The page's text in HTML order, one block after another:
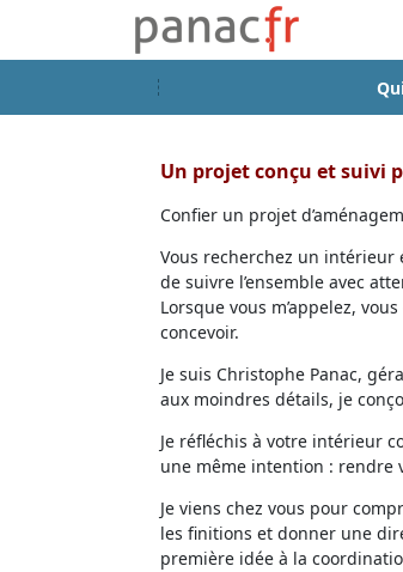
Un projet conçu et suivi
Confier un projet
Vous recherchez un intérieur
de suivre l’ensemble avec
Lorsque vous m’appelez,
concevoir.
Je suis Christophe Panac,
aux moindres détails, je
Je réfléchis à votre intérieur
une même intention : rendre
Je viens chez vous pour
les finitions et donner une
première idée à la